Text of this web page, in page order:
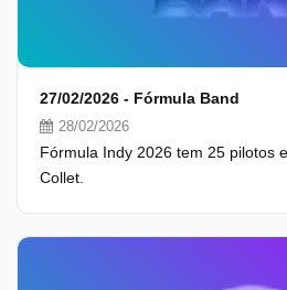
27/02/2026 - Fórmula Band
28/02/2026
Fórmula Indy 2026 tem 25 pilotos
Collet.